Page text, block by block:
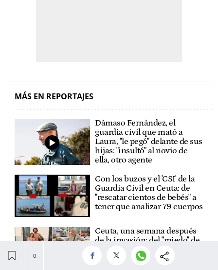
MÁS EN REPORTAJES
Dámaso Fernández, el
guardia civil que mató a
Laura, "le pegó" delante de sus
hijas: "insultó" al novio de
ella, otro agente
Con los buzos y el 'CSI' de la
Guardia Civil en Ceuta: de
"rescatar cientos de bebés" a
tener que analizar 79 cuerpos
Ceuta, una semana después
de la invasión: del "miedo" de
los ceutíes como Sara a la
negativa a volver de